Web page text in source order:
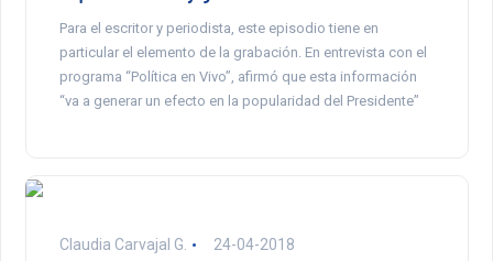
Para el escritor y periodista, este episodio tiene en
particular el elemento de la grabación. En entrevista con el
programa “Política en Vivo”, afirmó que esta información
“va a generar un efecto en la popularidad del Presidente”
Claudia Carvajal G. 24-04-2018